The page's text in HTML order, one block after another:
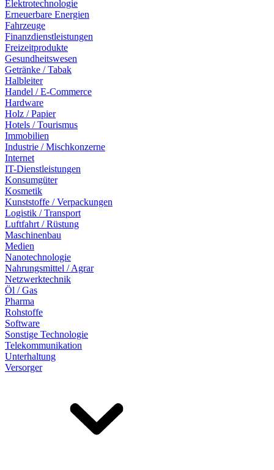
Elektrotechnologie
Erneuerbare Energien
Fahrzeuge
Finanzdienstleistungen
Freizeitprodukte
Gesundheitswesen
Getränke / Tabak
Halbleiter
Handel / E-Commerce
Hardware
Holz / Papier
Hotels / Tourismus
Immobilien
Industrie / Mischkonzerne
Internet
IT-Dienstleistungen
Konsumgüter
Kosmetik
Kunststoffe / Verpackungen
Logistik / Transport
Luftfahrt / Rüstung
Maschinenbau
Medien
Nanotechnologie
Nahrungsmittel / Agrar
Netzwerktechnik
Öl / Gas
Pharma
Rohstoffe
Software
Sonstige Technologie
Telekommunikation
Unterhaltung
Versorger